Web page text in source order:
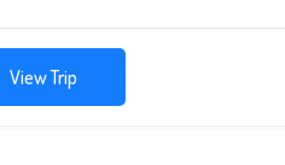
View Trip